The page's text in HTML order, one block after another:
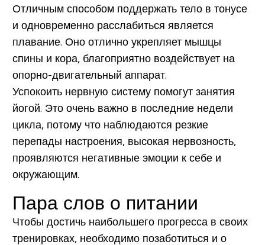
Отличным способом поддержать тело в тонусе
и одновременно расслабиться является
плавание. Оно отлично укрепляет мышцы
спины и кора, благоприятно воздействует на
опорно-двигательный аппарат.
Успокоить нервную систему помогут занятия
йогой. Это очень важно в последние недели
цикла, потому что наблюдаются резкие
перепады настроения, высокая нервозность,
проявляются негативные эмоции к себе и
окружающим.
Пара слов о питании
Чтобы достичь наибольшего прогресса в своих
тренировках, необходимо позаботиться и о